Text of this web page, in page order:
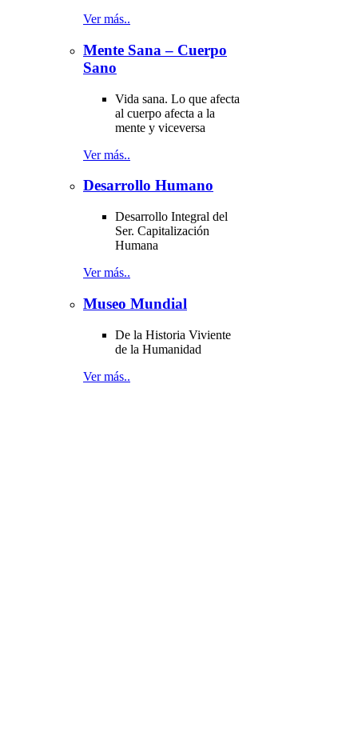
Ver más..
Mente Sana – Cuerpo
Sano
Vida sana. Lo que afecta
al cuerpo afecta a la
mente y viceversa
Ver más..
Desarrollo Humano
Desarrollo Integral del
Ser. Capitalización
Humana
Ver más..
Museo Mundial
De la Historia Viviente
de la Humanidad
Ver más..